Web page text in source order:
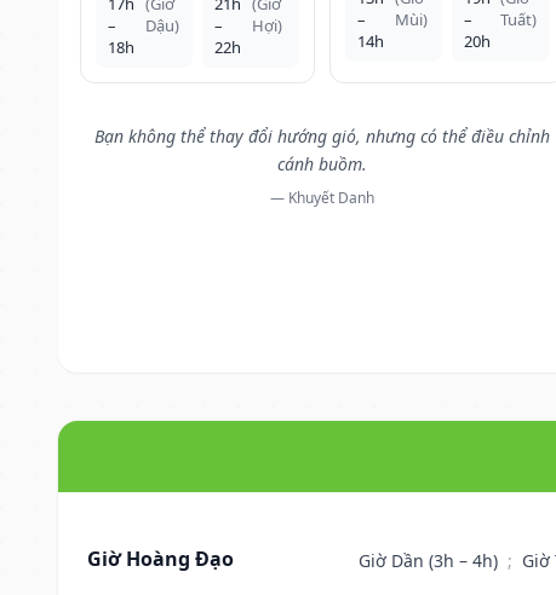
–
18h
Dậu)
–
22h
Hợi)
–
14h
Mùi)
–
20h
Tuất)
Bạn không thể thay đổi hướng gió, nhưng có thể điều chỉnh
cánh buồm.
— Khuyết Danh
Giờ Hoàng Đạo Giờ Dần (3h – 4h) ; Giờ